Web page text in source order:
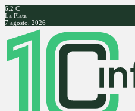
6.2 C
La Plata
7 agosto, 2026
Facebook
Twitter
Instagram
Youtube